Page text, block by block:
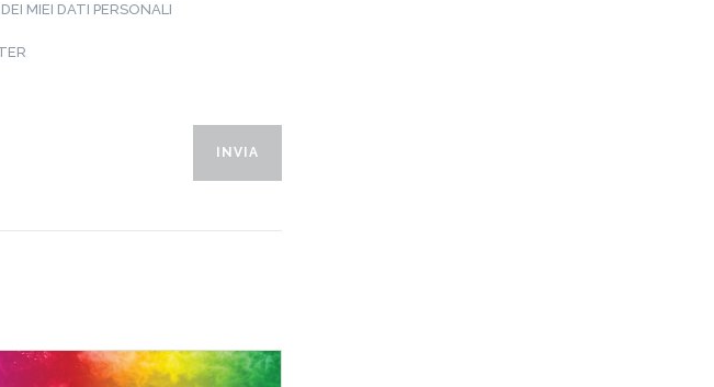
MIEI DATI PERSONALI
INVIA